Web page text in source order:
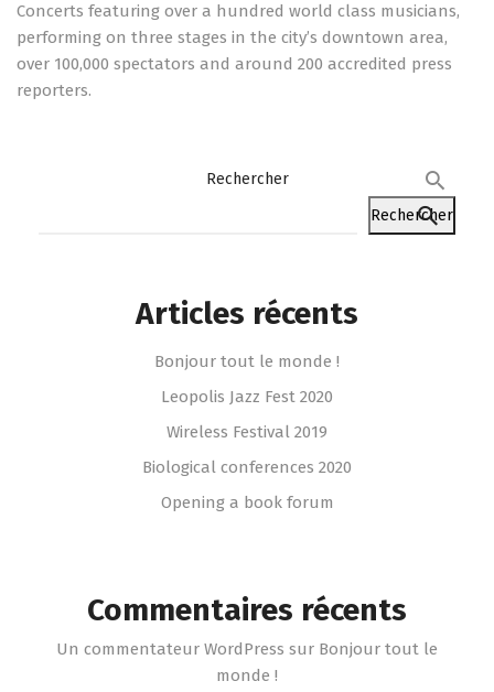
Concerts featuring over a hundred world class musicians,
performing on three stages in the city’s downtown area,
over 100,000 spectators and around 200 accredited press
reporters.
Rechercher
Rechercher
Articles récents
Bonjour tout le monde !
Leopolis Jazz Fest 2020
Wireless Festival 2019
Biological conferences 2020
Opening a book forum
Commentaires récents
Un commentateur WordPress sur Bonjour tout le
monde !